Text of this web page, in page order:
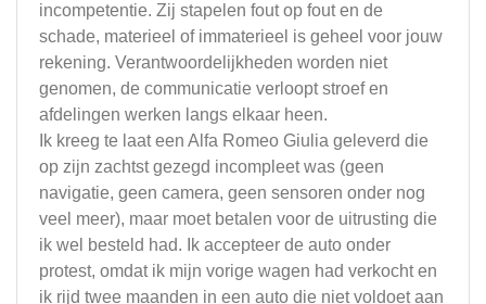
incompetentie. Zij stapelen fout op fout en de
schade, materieel of immaterieel is geheel voor jouw
rekening. Verantwoordelijkheden worden niet
genomen, de communicatie verloopt stroef en
afdelingen werken langs elkaar heen.
Ik kreeg te laat een Alfa Romeo Giulia geleverd die
op zijn zachtst gezegd incompleet was (geen
navigatie, geen camera, geen sensoren onder nog
veel meer), maar moet betalen voor de uitrusting die
ik wel besteld had. Ik accepteer de auto onder
protest, omdat ik mijn vorige wagen had verkocht en
ik rijd twee maanden in een auto die niet voldoet aan